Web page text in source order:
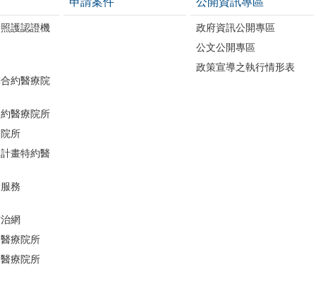
護認證機
約醫療院
醫療院所
所
畫特約醫
務
網
療院所
療院所
政府資訊公開專區
公文公開專區
政策宣導之執行情形表